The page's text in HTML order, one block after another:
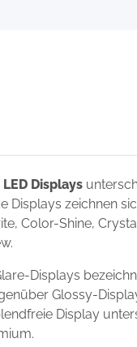
LED Displays
Displays zeichnen
Color-Shine,
Displays
Glossy-
Display